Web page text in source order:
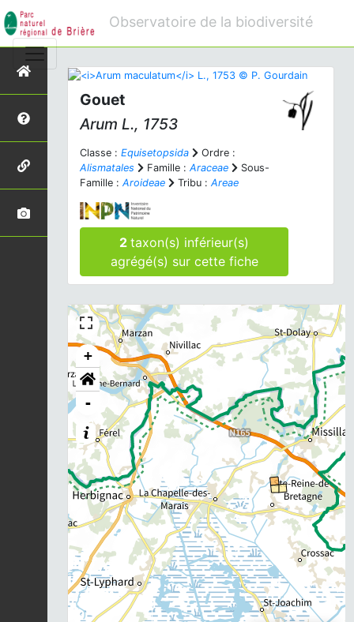
Observatoire de la biodiversité
Gouet
Arum L., 1753
Classe : Equisetopsida
Ordre :
Alismatales
Famille : Araceae
Sous-
Famille : Aroideae Tribu : Areae
2taxon(s) inférieur(s)
agrégé(s) sur cette fiche
+
-